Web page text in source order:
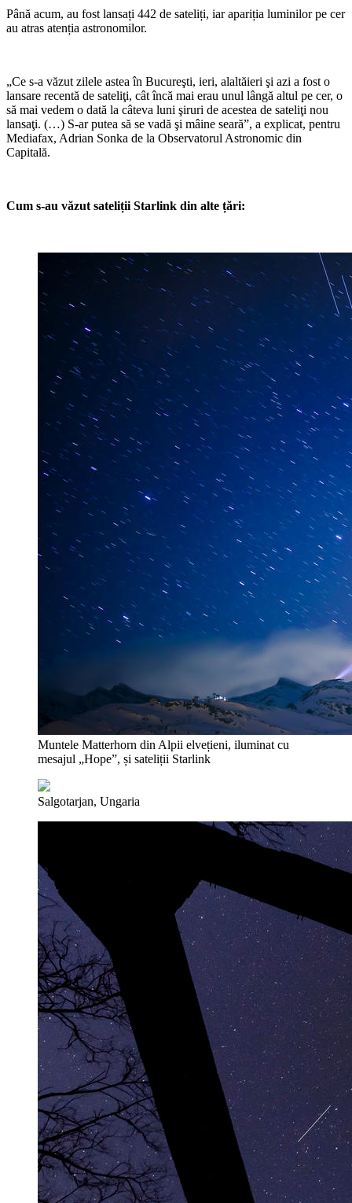
Până acum, au fost lansați 442 de sateliți, iar apariția luminilor pe cer
au atras atenția astronomilor.
„Ce s-a văzut zilele astea în Bucureşti, ieri, alaltăieri şi azi a fost o
lansare recentă de sateliţi, cât încă mai erau unul lângă altul pe cer, o
să mai vedem o dată la câteva luni şiruri de acestea de sateliţi nou
lansaţi. (…) S-ar putea să se vadă şi mâine seară”, a explicat, pentru
Mediafax, Adrian Sonka de la Observatorul Astronomic din
Capitală.
Cum s-au văzut sateliții Starlink din alte țări:
Muntele Matterhorn din Alpii elvețieni, iluminat cu
mesajul „Hope”, și sateliții Starlink
Salgotarjan, Ungaria